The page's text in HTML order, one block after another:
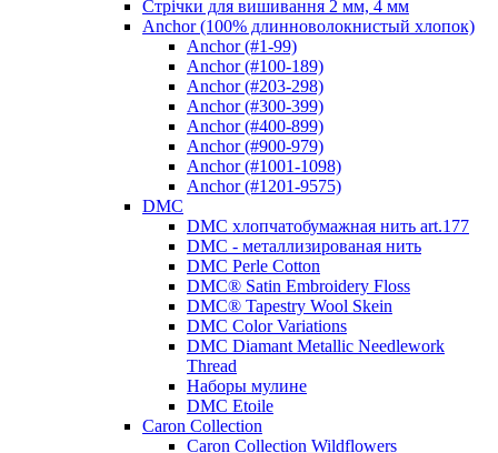
Стрічки для вишивання 2 мм, 4 мм
Anchor (100% длинноволокнистый хлопок)
Anchor (#1-99)
Anchor (#100-189)
Anchor (#203-298)
Anchor (#300-399)
Anchor (#400-899)
Anchor (#900-979)
Anchor (#1001-1098)
Anchor (#1201-9575)
DMC
DMC хлопчатобумажная нить art.177
DMC - металлизированая нить
DMC Perle Cotton
DMC® Satin Embroidery Floss
DMC® Tapestry Wool Skein
DMC Color Variations
DMC Diamant Metallic Needlework
Thread
Наборы мулине
DMC Etoile
Caron Collection
Caron Collection Wildflowers